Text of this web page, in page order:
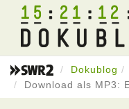
15 21 12
Dokublog
Download als MP3: